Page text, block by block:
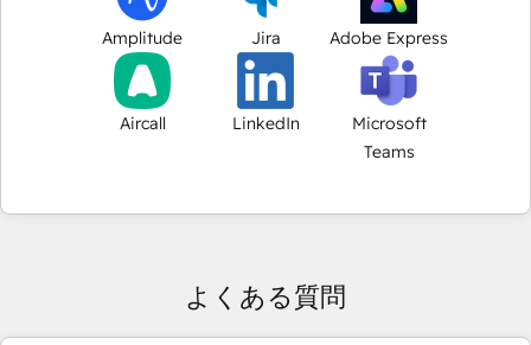
Amplitude Jira Adobe Express
Aircall LinkedIn
Microsoft
Teams
よくある質問